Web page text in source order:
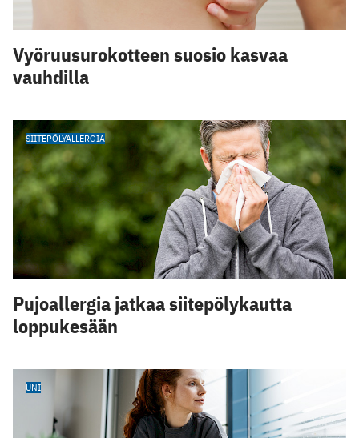
Vyöruusurokotteen suosio kasvaa
vauhdilla
SIITEPÖLYALLERGIA
Pujoallergia jatkaa siitepölykautta
loppukesään
UNI